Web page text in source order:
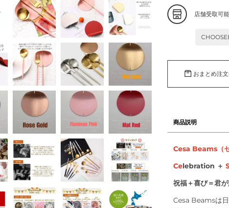
カ
ー
品
店舗受取可能
おまとめ注
商品説明
Cesa Beams （
Celebration ＋
祝福＋喜び＝君が
Cesa Beamsは